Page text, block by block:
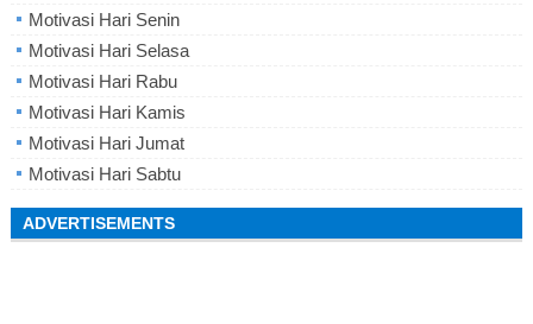
Motivasi Hari Senin
Motivasi Hari Selasa
Motivasi Hari Rabu
Motivasi Hari Kamis
Motivasi Hari Jumat
Motivasi Hari Sabtu
ADVERTISEMENTS